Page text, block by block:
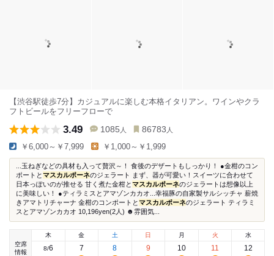
【渋谷駅徒歩7分】カジュアルに楽しむ本格イタリアン。ワインやクラ
フトビールをフリーフローで
3.49 1085 人 86783 人
￥6,000～￥7,999 ￥1,000～￥1,999
...玉ねぎなどの具材も入って贅沢～！ 食後のデザートもしっかり！ ●金柑のコン
ポートとマスカルポーネのジェラート まず、器が可愛い！スイーツに合わせて
日本っぽいのが推せる 甘く煮た金柑とマスカルポーネのジェラートは想像以上
に美味しい！ ●ティラミスとアマゾンカカオ...幸福豚の自家製サルシッチャ 薪焼
きアマトリチャーナ 金柑のコンポートとマスカルポーネのジェラート ティラミ
スとアマゾンカカオ 10,196yen(2人) ☻雰囲気...
空席
情報
木
8/6
金
7
土
8
日
9
月
10
火
11
水
12